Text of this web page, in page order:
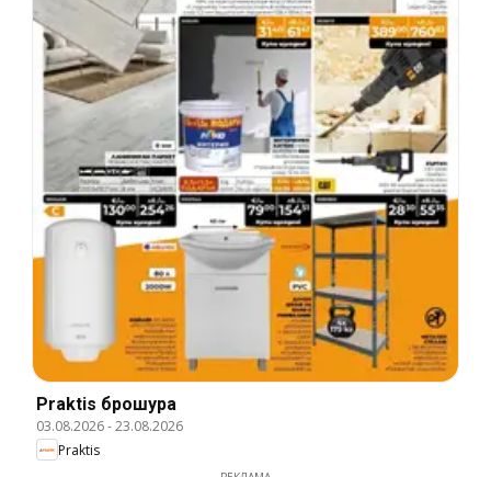
Praktis брошура
03.08.2026-23.08.2026
Praktis